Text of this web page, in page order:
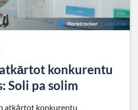
konkurentu
Soli pa solim
atkārtot konkurentu